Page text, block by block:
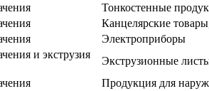
Тонкостенные
Канцелярские
Электроприборы
и экструзия
Экструзионные
Продукция для